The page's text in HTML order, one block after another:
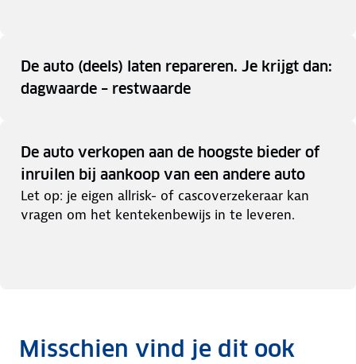
De auto (deels) laten repareren. Je krijgt dan:
dagwaarde – restwaarde
De auto verkopen aan de hoogste bieder of
inruilen bij aankoop van een andere auto
Let op: je eigen allrisk- of cascoverzekeraar kan
vragen om het kentekenbewijs in te leveren.
Misschien vind je dit ook